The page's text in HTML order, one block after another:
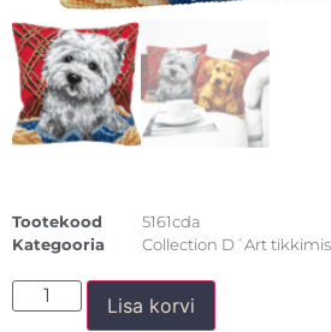
Tootekood
5161cda
Kategooria
Collection D´Art
Lisa korvi